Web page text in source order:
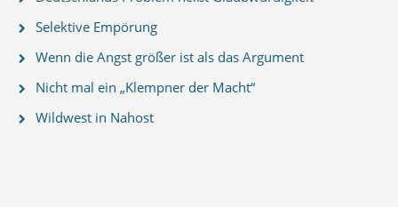
Selektive Empörung
Wenn die Angst größer ist als das Argument
Nicht mal ein „Klempner der Macht“
Wildwest in Nahost